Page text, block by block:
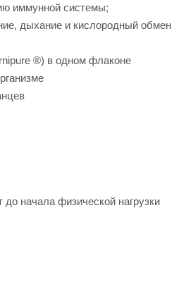
иммунной системы;
дыхание и кислородный обмен
®) в одном флаконе
начала физической нагрузки